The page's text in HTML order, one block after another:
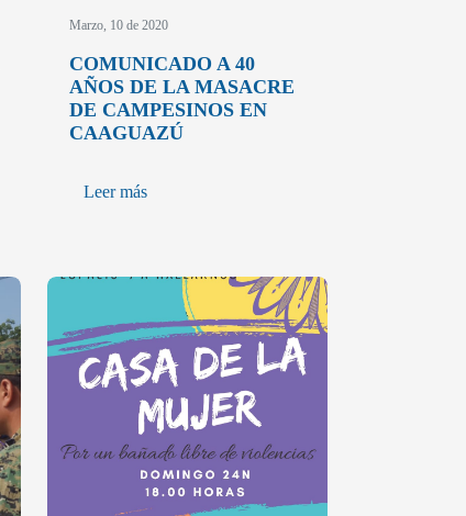
Marzo, 10 de 2020
COMUNICADO A 40
AÑOS DE LA MASACRE
DE CAMPESINOS EN
CAAGUAZÚ
Leer más